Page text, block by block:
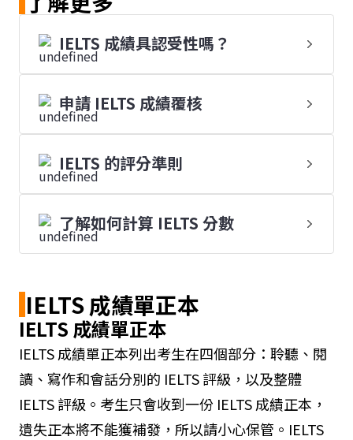
IELTS 成績具認受性嗎？
申請 IELTS 成績覆核
IELTS 的評分準則
了解如何計算 IELTS 分數
IELTS 成績單正本
IELTS 成績單正本
IELTS 成績單正本列出考生在四個部分：聆聽、閱
讀、寫作和會話分別的 IELTS 評級，以及整體
IELTS 評級。考生只會收到一份 IELTS 成績正本，
遺失正本將不能獲補發，所以請小心保管。IELTS